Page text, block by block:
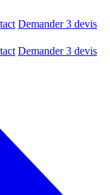
Demander 3 devis
Demander 3 devis